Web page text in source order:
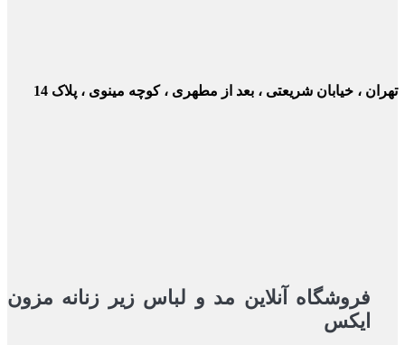
، خیابان شریعتی ، بعد از مطهری ، کوچه مینوی ، پلاک 14
فروشگاه آنلاین مد و لباس زیر زنانه مزون
ایکس